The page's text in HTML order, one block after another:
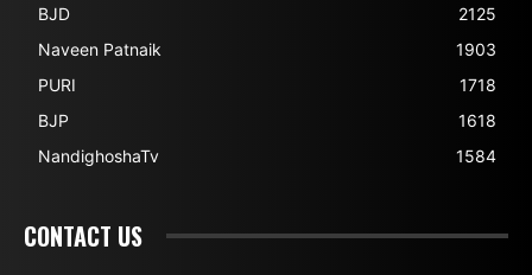
BJD
2125
Naveen Patnaik
1903
PURI
1718
BJP
1618
NandighoshaTv
1584
CONTACT US